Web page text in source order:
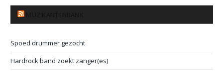
Spoed drummer gezocht
Hardrock band zoekt zanger(es)